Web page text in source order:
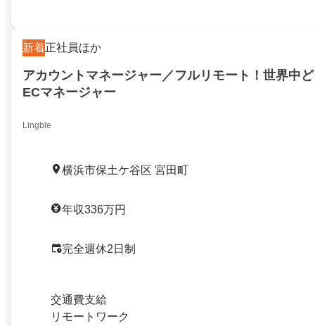
新着正社員ほか
アカウントマネージャー／フルリモート！世界中
ECマネージャー
Lingble
横浜市保土ケ谷区 宮田町
年収336万円
完全週休2日制
交通費支給
リモートワーク